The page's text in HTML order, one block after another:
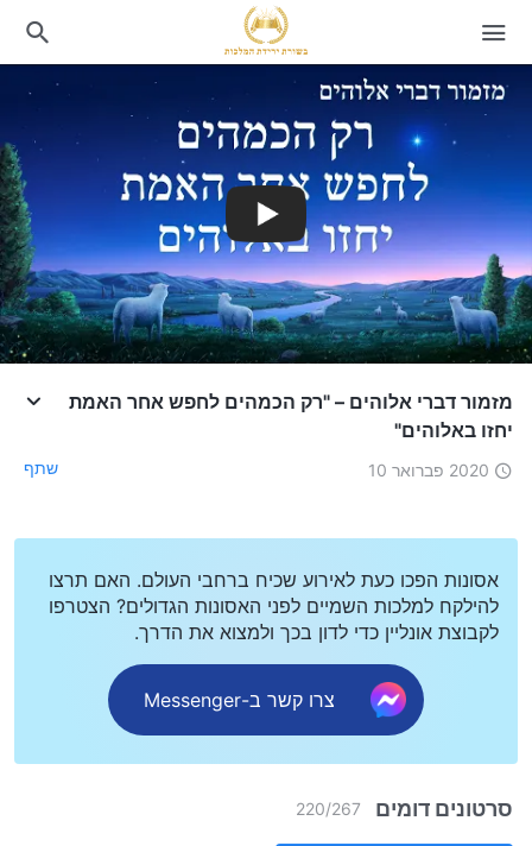
מזמור דברי אלוהים – "רק הכמהים לחפש אחר האמת
יחזו באלוהים"
2020 פברואר 10 שתף
אסונות הפכו כעת לאירוע שכיח ברחבי העולם. האם תרצו
להילקח למלכות השמיים לפני האסונות הגדולים? הצטרפו
לקבוצת אונליין כדי לדון בכך ולמצוא את הדרך.
צרו קשר ב-Messenger
סרטונים דומים 220/267